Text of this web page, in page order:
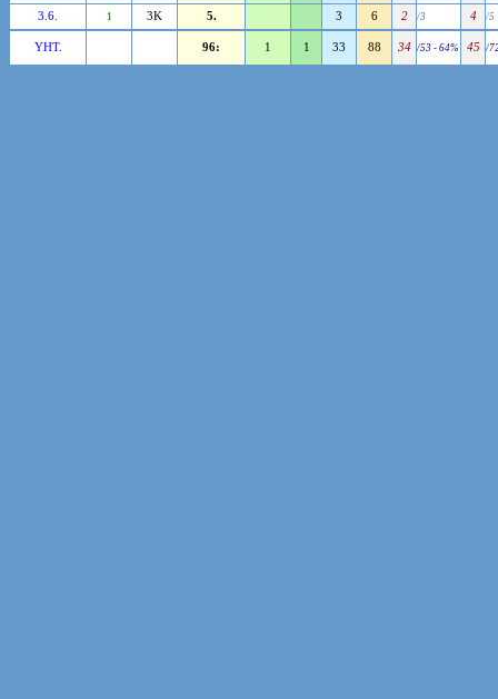
3.6. 1 3K 5. 3 6 2 /3 4 /5
YHT. 96: 1 1 33 88 34 /53 - 64% 45 /